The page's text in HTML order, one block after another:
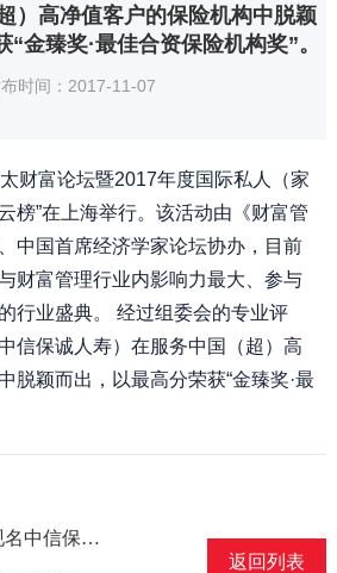
）高净值客户的保险机构中脱颖
金臻奖·最佳合资保险机构奖”。
时间：2017-11-07
财富论坛暨2017年度国际私人（家
榜”在上海举行。该活动由《财富管
中国首席经济学家论坛协办，目前
财富管理行业内影响力最大、参与
行业盛典。 经过组委会的专业评
信保诚人寿）在服务中国（超）高
脱颖而出，以最高分荣获“金臻奖·最
上一篇：信诚人寿（现名中信保诚人寿）获得“中国价值成长十佳保险公司”称号
返回列表